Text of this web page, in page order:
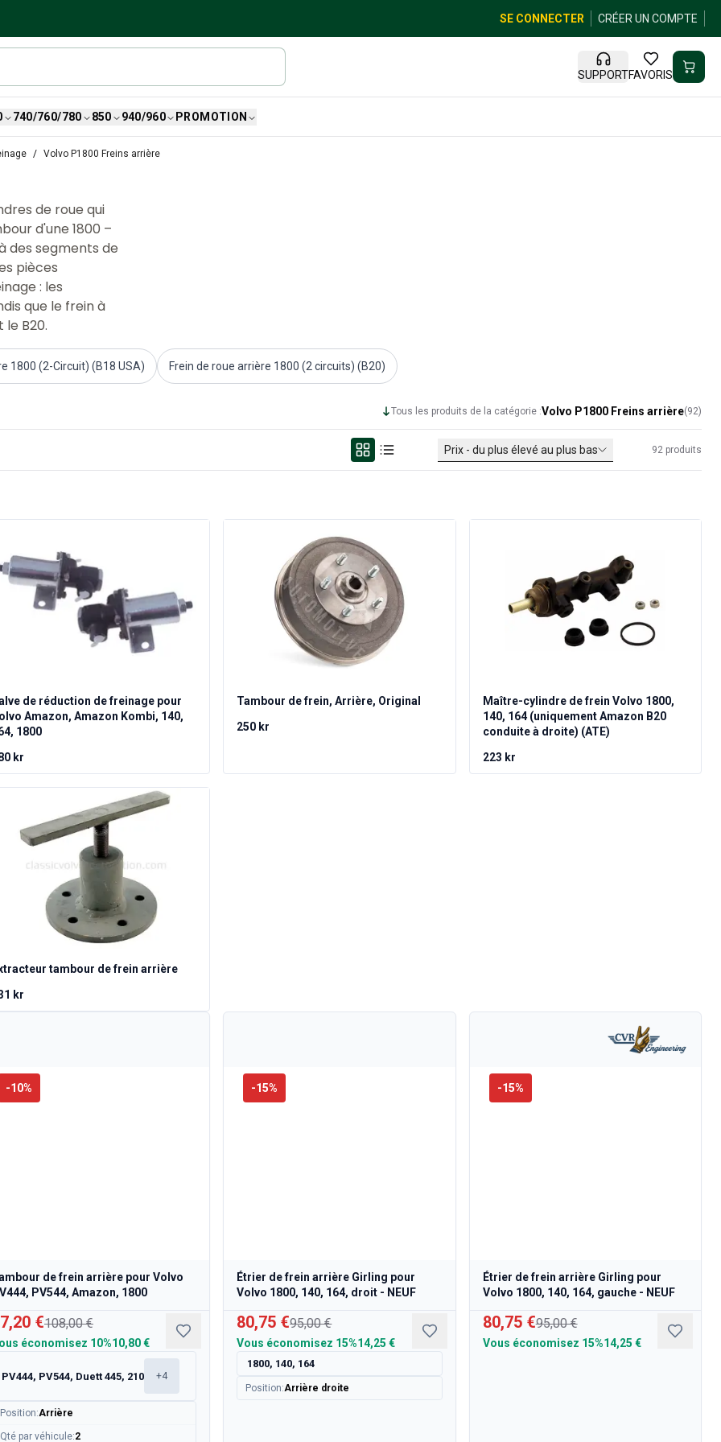
SE CONNECTER CRÉER UN COMPTE
SUPPORTFAVORIS
740/760/780 850 940/960 PROMOTION
Volvo P1800 Freins arrière
de roue qui
d'une 1800 –
des segments de
pièces
: les
que le frein à
B20.
1800 (2-Circuit) (B18 USA) Frein de roue arrière 1800 (2 circuits) (B20)
Tous les produits de la catégorie :Volvo P1800 Freins arrière(92)
Prix - du plus élevé au plus bas 92 produits
de réduction de freinage pour
Amazon, Amazon Kombi, 140,
1800
kr
Tambour de frein, Arrière, Original
250 kr
Maître-cylindre de frein Volvo 1800,
140, 164 (uniquement Amazon B20
conduite à droite) (ATE)
223 kr
tambour de frein arrière
kr
-10%
de frein arrière pour Volvo
PV544, Amazon, 1800
€108,00 €
économisez 10%10,80 €
PV444, PV544, Duett 445, 210 +4
Position:Arrière
Qté par véhicule:2
-15%
Étrier de frein arrière Girling pour
Volvo 1800, 140, 164, droit - NEUF
80,75 €95,00 €
Vous économisez 15%14,25 €
1800, 140, 164
Position:Arrière droite
-15%
Étrier de frein arrière Girling pour
Volvo 1800, 140, 164, gauche - NEUF
80,75 €95,00 €
Vous économisez 15%14,25 €